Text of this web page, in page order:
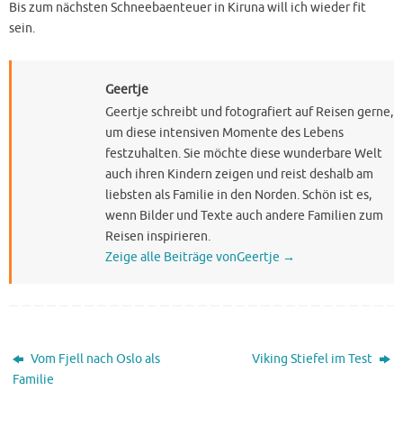
Bis zum nächsten Schneebaenteuer in Kiruna will ich wieder fit
sein.
Geertje
Geertje schreibt und fotografiert auf Reisen gerne,
um diese intensiven Momente des Lebens
festzuhalten. Sie möchte diese wunderbare Welt
auch ihren Kindern zeigen und reist deshalb am
liebsten als Familie in den Norden. Schön ist es,
wenn Bilder und Texte auch andere Familien zum
Reisen inspirieren.
Zeige alle Beiträge vonGeertje →
Vom Fjell nach Oslo als
Familie
Viking Stiefel im Test